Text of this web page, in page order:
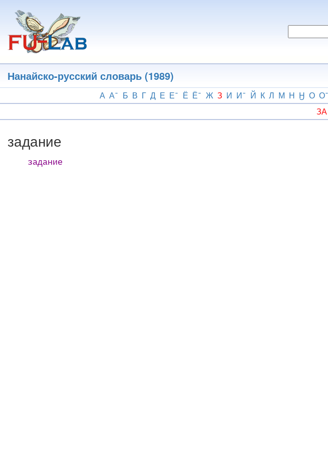
основному
содержанию
Нанайско-русский словарь (1989)
А А Б В Г Д Е Е Ё Ё Ж З И И Й К Л М Н Ӈ О О
ЗА
задание
задание